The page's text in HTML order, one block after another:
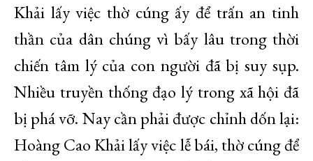
Khải lấy việc thờ cúng ấy để trấn an tinh
thần của dân chúng vì bấy lâu trong thời
chiến tâm lý của con người đã bị suy sụp.
Nhiều truyền thống đạo lý trong xã hội đã
bị phá vỡ. Nay cần phải được chỉnh dốn lại:
Hoàng Cao Khải lấy việc lễ bái, thờ cúng để